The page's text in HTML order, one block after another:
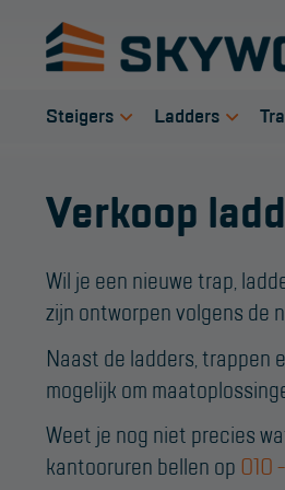
Steigers
Steigeraanhanger
Kamersteigers
Gevelsteigers
Telescopische
Schilderstelling
Doorwerksystemen
Onderdelen rolsteiger
Steiger accessoires
Ladders
Opsteek
Reformladder
Schuifladder
Dakladder
Ladder
Verkoop
Wil je een nieuwe trap,
zijn ontworpen volgens de
Naast de ladders, trappen
mogelijk om
Weet je nog niet precies
kantooruren bellen op 010